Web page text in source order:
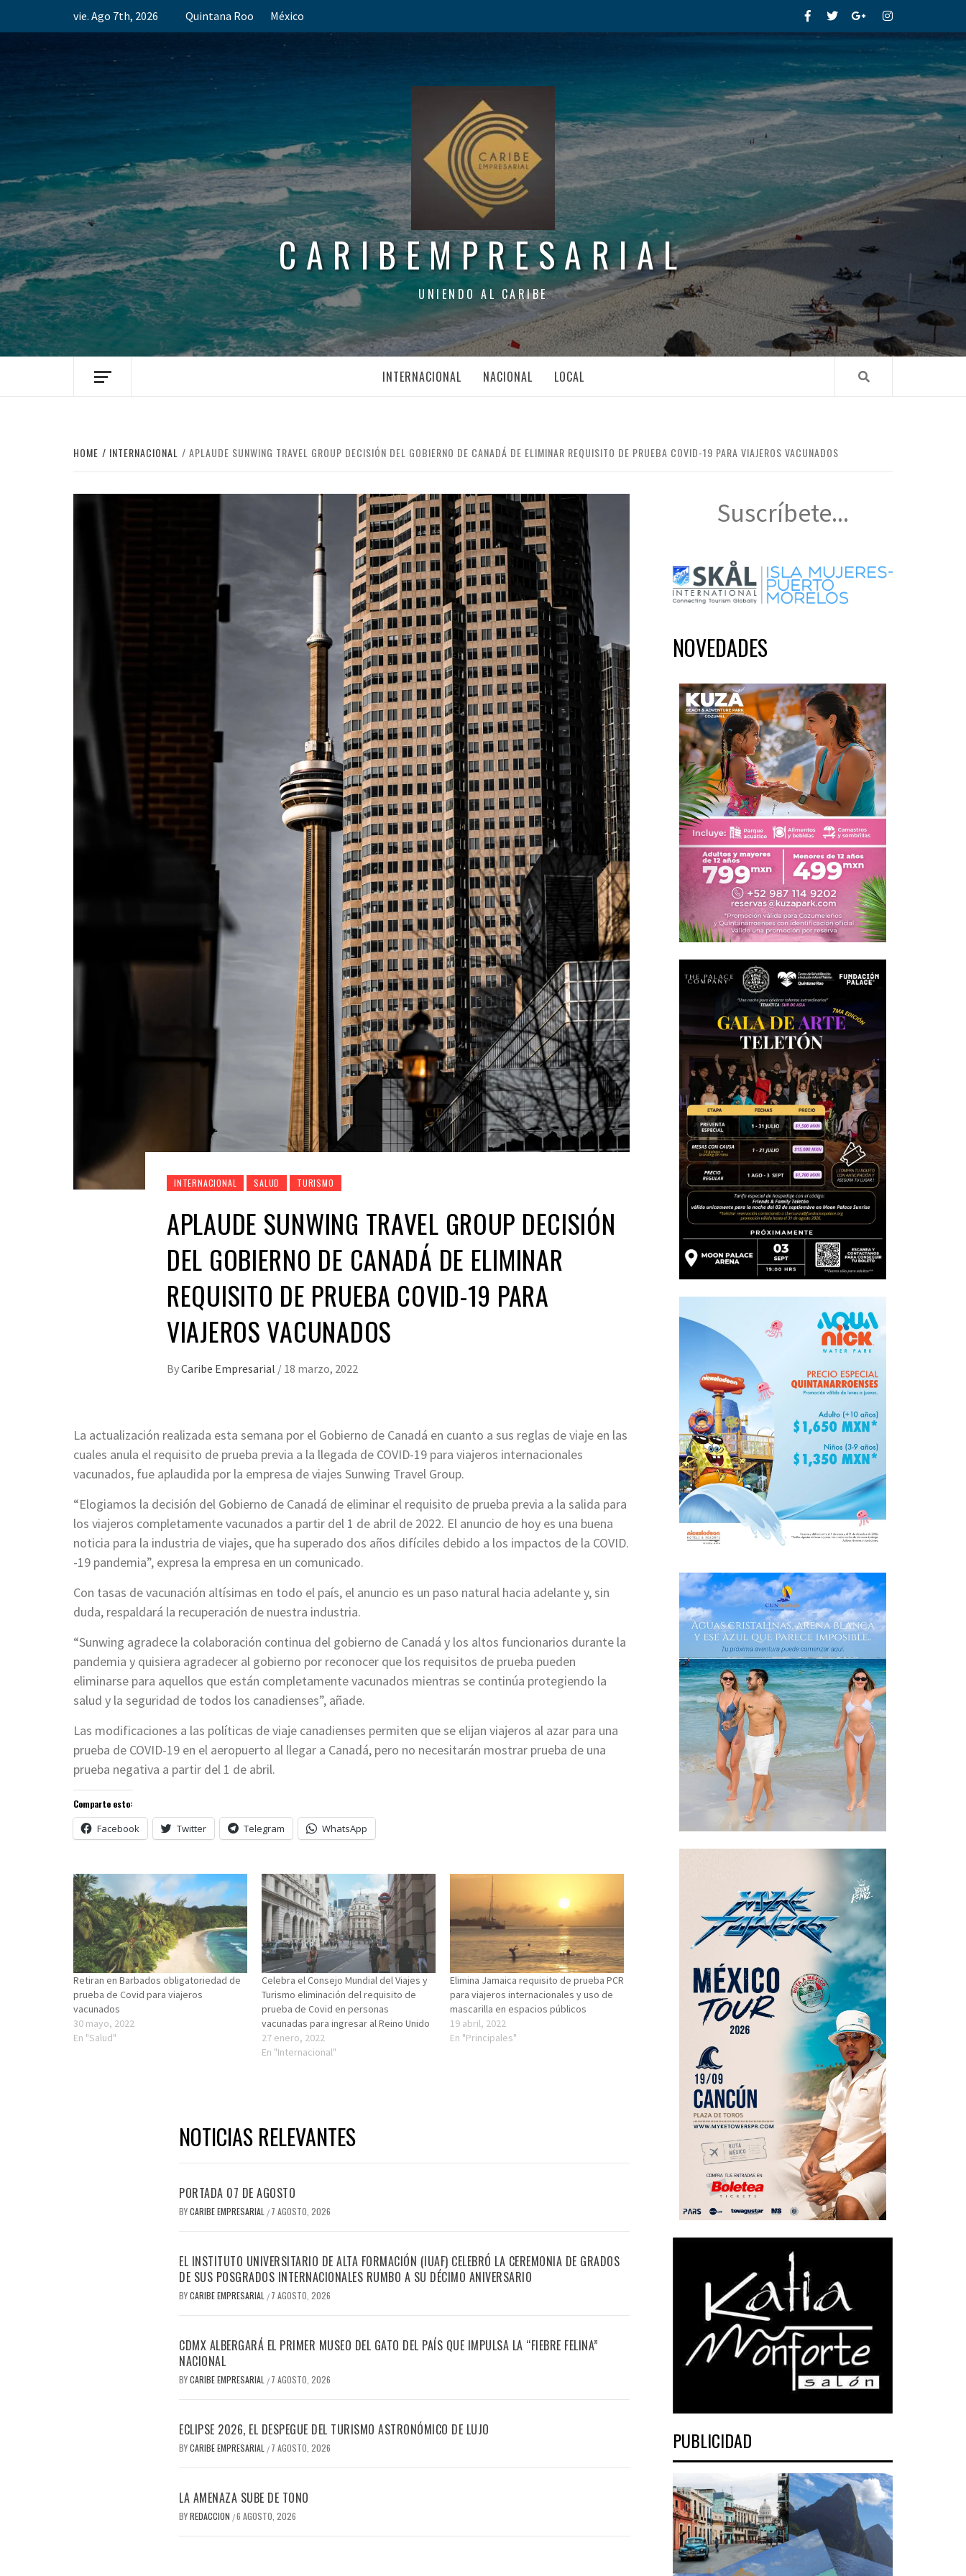
vie. Ago 7th, 2026 Quintana Roo México FacebookTwitterGoogle+Instagram
CARIBEMPRESARIAL
UNIENDO AL CARIBE
INTERNACIONAL NACIONAL LOCAL
HOME INTERNACIONAL APLAUDE SUNWING TRAVEL GROUP DECISIÓN DEL GOBIERNO DE CANADÁ DE ELIMINAR REQUISITO DE PRUEBA COVID-19 PARA VIAJEROS VACUNADOS
INTERNACIONAL SALUD TURISMO
APLAUDE SUNWING TRAVEL GROUP DECISIÓN
DEL GOBIERNO DE CANADÁ DE ELIMINAR
REQUISITO DE PRUEBA COVID-19 PARA
VIAJEROS VACUNADOS
ByCaribe Empresarial / 18 marzo, 2022
La actualización realizada esta semana por el Gobierno de Canadá en cuanto a sus reglas de viaje en las
cuales anula el requisito de prueba previa a la llegada de COVID-19 para viajeros internacionales
vacunados, fue aplaudida por la empresa de viajes Sunwing Travel Group.
“Elogiamos la decisión del Gobierno de Canadá de eliminar el requisito de prueba previa a la salida para
los viajeros completamente vacunados a partir del 1 de abril de 2022. El anuncio de hoy es una buena
noticia para la industria de viajes, que ha superado dos años difíciles debido a los impactos de la COVID.
-19 pandemia”, expresa la empresa en un comunicado.
Con tasas de vacunación altísimas en todo el país, el anuncio es un paso natural hacia adelante y, sin
duda, respaldará la recuperación de nuestra industria.
“Sunwing agradece la colaboración continua del gobierno de Canadá y los altos funcionarios durante la
pandemia y quisiera agradecer al gobierno por reconocer que los requisitos de prueba pueden
eliminarse para aquellos que están completamente vacunados mientras se continúa protegiendo la
salud y la seguridad de todos los canadienses”, añade.
Las modificaciones a las políticas de viaje canadienses permiten que se elijan viajeros al azar para una
prueba de COVID-19 en el aeropuerto al llegar a Canadá, pero no necesitarán mostrar prueba de una
prueba negativa a partir del 1 de abril.
Comparte esto:
Facebook Twitter Telegram WhatsApp
Retiran en Barbados obligatoriedad de
prueba de Covid para viajeros
vacunados
30 mayo, 2022
En "Salud"
Celebra el Consejo Mundial del Viajes y
Turismo eliminación del requisito de
prueba de Covid en personas
vacunadas para ingresar al Reino Unido
27 enero, 2022
En "Internacional"
Elimina Jamaica requisito de prueba PCR
para viajeros internacionales y uso de
mascarilla en espacios públicos
19 abril, 2022
En "Principales"
NOTICIAS RELEVANTES
PORTADA 07 DE AGOSTO
BYCARIBE EMPRESARIAL / 7 AGOSTO, 2026
EL INSTITUTO UNIVERSITARIO DE ALTA FORMACIÓN (IUAF) CELEBRÓ LA CEREMONIA DE GRADOS
DE SUS POSGRADOS INTERNACIONALES RUMBO A SU DÉCIMO ANIVERSARIO
BYCARIBE EMPRESARIAL / 7 AGOSTO, 2026
CDMX ALBERGARÁ EL PRIMER MUSEO DEL GATO DEL PAÍS QUE IMPULSA LA “FIEBRE FELINA”
NACIONAL
BYCARIBE EMPRESARIAL / 7 AGOSTO, 2026
ECLIPSE 2026, EL DESPEGUE DEL TURISMO ASTRONÓMICO DE LUJO
BYCARIBE EMPRESARIAL / 7 AGOSTO, 2026
LA AMENAZA SUBE DE TONO
BYREDACCION /6 AGOSTO, 2026
Suscríbete...
NOVEDADES
PUBLICIDAD